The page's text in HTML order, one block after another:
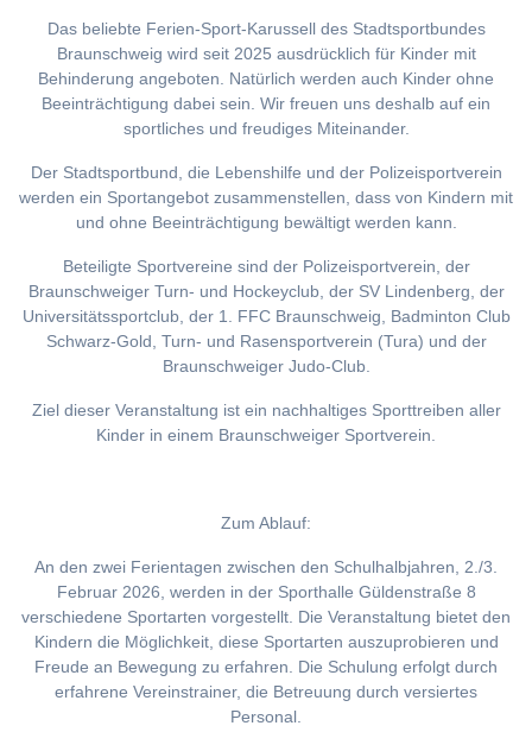
Das beliebte Ferien-Sport-Karussell des Stadtsportbundes
Braunschweig wird seit 2025 ausdrücklich für Kinder mit
Behinderung angeboten. Natürlich werden auch Kinder ohne
Beeinträchtigung dabei sein. Wir freuen uns deshalb auf ein
sportliches und freudiges Miteinander.
Der Stadtsportbund, die Lebenshilfe und der Polizeisportverein
werden ein Sportangebot zusammenstellen, dass von Kindern mit
und ohne Beeinträchtigung bewältigt werden kann.
Beteiligte Sportvereine sind der Polizeisportverein, der
Braunschweiger Turn- und Hockeyclub, der SV Lindenberg, der
Universitätssportclub, der 1. FFC Braunschweig, Badminton Club
Schwarz-Gold, Turn- und Rasensportverein (Tura) und der
Braunschweiger Judo-Club.
Ziel dieser Veranstaltung ist ein nachhaltiges Sporttreiben aller
Kinder in einem Braunschweiger Sportverein.
Zum Ablauf:
An den zwei Ferientagen zwischen den Schulhalbjahren, 2./3.
Februar 2026, werden in der Sporthalle Güldenstraße 8
verschiedene Sportarten vorgestellt. Die Veranstaltung bietet den
Kindern die Möglichkeit, diese Sportarten auszuprobieren und
Freude an Bewegung zu erfahren. Die Schulung erfolgt durch
erfahrene Vereinstrainer, die Betreuung durch versiertes
Personal.